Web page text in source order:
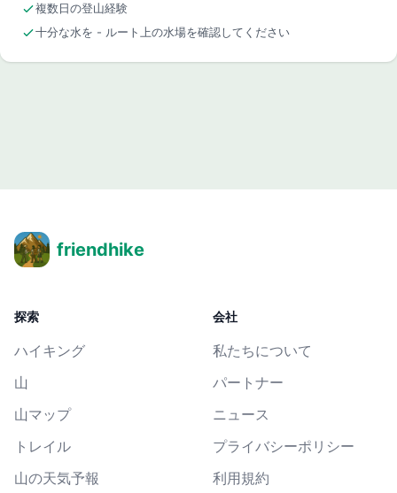
複数日の登山経験
十分な水を - ルート上の水場を確認してください
friendhike
探索
ハイキング
山
山マップ
トレイル
山の天気予報
会社
私たちについて
パートナー
ニュース
プライバシーポリシー
利用規約